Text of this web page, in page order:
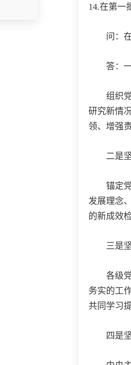
14.在第一
问：在
答：一
组织党
研究新情
领、增强
二是坚
锚定党
发展理念
的新成效
三是坚
各级党
务实的工
共同学习
四是坚